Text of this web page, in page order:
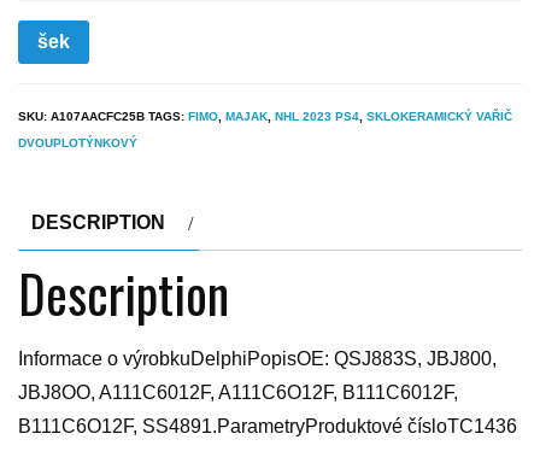
šek
SKU: A107AACFC25B TAGS: FIMO MAJAK NHL 2023 PS4 SKLOKERAMICKÝ VAŘIČ
DVOUPLOTÝNKOVÝ
DESCRIPTION
Description
Informace o výrobkuDelphiPopisOE: QSJ883S, JBJ800,
JBJ8OO, A111C6012F, A111C6O12F, B111C6012F,
B111C6O12F, SS4891.ParametryProduktové čísloTC1436